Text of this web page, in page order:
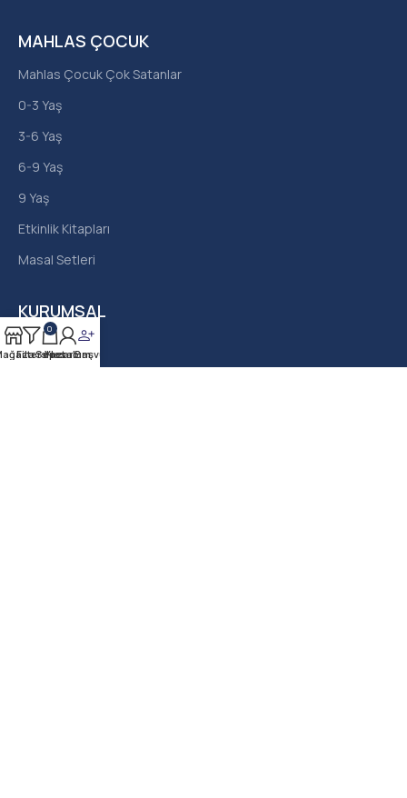
KURUMSAL
Hakkımızda
MAHLAS ÇOCUK
Mahlas Çocuk Çok Satanlar
0-3 Yaş
3-6 Yaş
6-9 Yaş
9 Yaş
Etkinlik Kitapları
Masal Setleri
Filters
0
Sepet
Hesabım
Yazar Başvurusu